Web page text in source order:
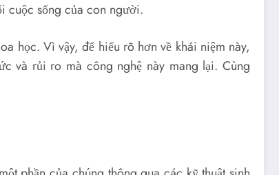
cuộc sống của con người.
học. Vì vậy, để hiểu rõ hơn về khái niệm này,
và rủi ro mà công nghệ này mang lại. Cùng